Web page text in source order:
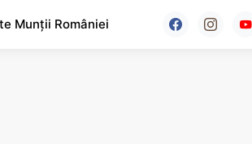
Munții României